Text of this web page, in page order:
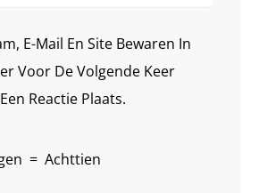
E-Mail En Site Bewaren In
Voor De Volgende Keer
Reactie Plaats.
= Achttien